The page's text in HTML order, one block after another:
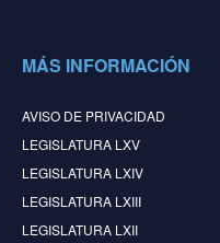
MÁS INFORMACIÓN
AVISO DE PRIVACIDAD
LEGISLATURA LXV
LEGISLATURA LXIV
LEGISLATURA LXIII
LEGISLATURA LXII